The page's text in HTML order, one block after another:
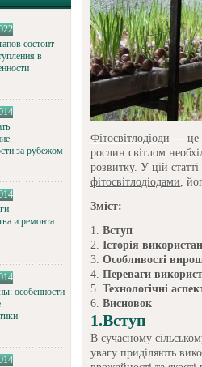
состоит
в
за рубежом
и ремонта
особенности
Фітосвітлодіоди — це
рослин світлом
розвитку. У цій
фітосвітлодіодами ,
Зміст:
Вступ
Історія
Особливості
Переваги
Технологічні
Висновок
1.Вступ
В сучасному
увагу приділяють